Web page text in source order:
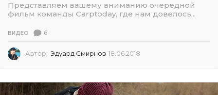
Представляем вашему вниманию очередной
фильм команды Carptoday, где нам довелось...
ВИДЕО 6
Автор: Эдуард Смирнов 18.06.2018
0